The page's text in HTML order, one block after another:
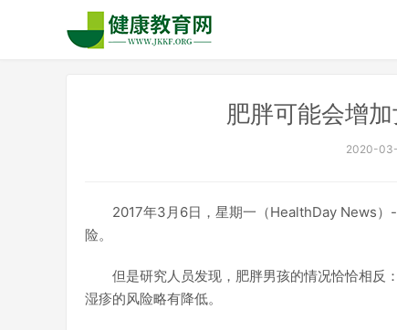
肥胖可能会增
2020-
2017年3月6日，星期一（HealthDay News）
险。
但是研究人员发现，肥胖男孩的情况恰恰相反
湿疹的风险略有降低。